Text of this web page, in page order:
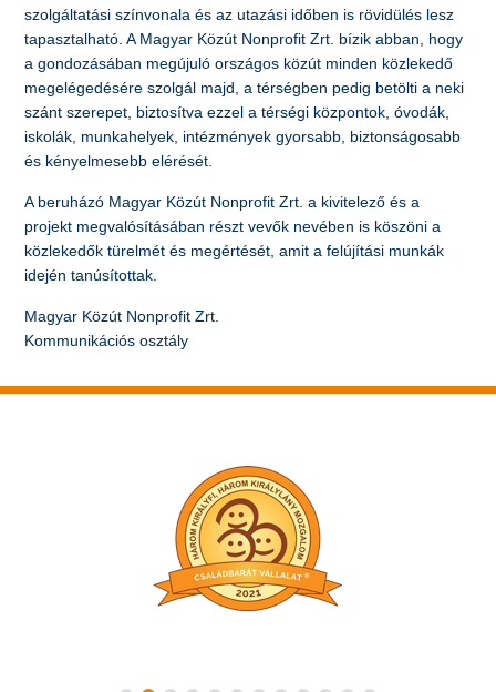
szolgáltatási színvonala és az utazási időben is rövidülés lesz
tapasztalható. A Magyar Közút Nonprofit Zrt. bízik abban, hogy
a gondozásában megújuló országos közút minden közlekedő
megelégedésére szolgál majd, a térségben pedig betölti a neki
szánt szerepet, biztosítva ezzel a térségi központok, óvodák,
iskolák, munkahelyek, intézmények gyorsabb, biztonságosabb
és kényelmesebb elérését.
A beruházó Magyar Közút Nonprofit Zrt. a kivitelező és a
projekt megvalósításában részt vevők nevében is köszöni a
közlekedők türelmét és megértését, amit a felújítási munkák
idején tanúsítottak.
Magyar Közút Nonprofit Zrt.
Kommunikációs osztály